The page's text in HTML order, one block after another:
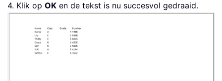
4. Klik op OK en de tekst is nu succesvol gedraaid.